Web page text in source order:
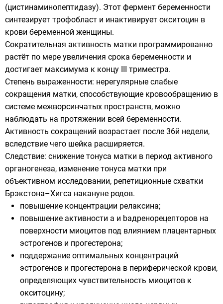
(цистинаминопептидазу). Этот фермент беременности
синтезирует трофобласт и инактивирует окситоцин в
крови беременной женщины.
Сократительная активность матки программированно
растёт по мере увеличения срока беременности и
достигает максимума к концу III триместра.
Степень выраженности: нерегулярные слабые
сокращения матки, способствующие кровообращению в
системе межворсинчатых пространств, можно
наблюдать на протяжении всей беременности.
Активность сокращений возрастает после 36й недели,
вследствие чего шейка расширяется.
Следствие: снижение тонуса матки в период активного
органогенеза, изменение тонуса матки при
объективном исследовании, репетиционные схватки
Брэкстона–Хигса накануне родов.
повышение концентрации релаксина;
повышение активности a и bадренорецепторов на
поверхности миоцитов под влиянием плацентарных
эстрогенов и прогестерона;
поддержание оптимальных концентраций
эстрогенов и прогестерона в периферической крови,
определяющих чувствительность миоцитов к
окситоцину;